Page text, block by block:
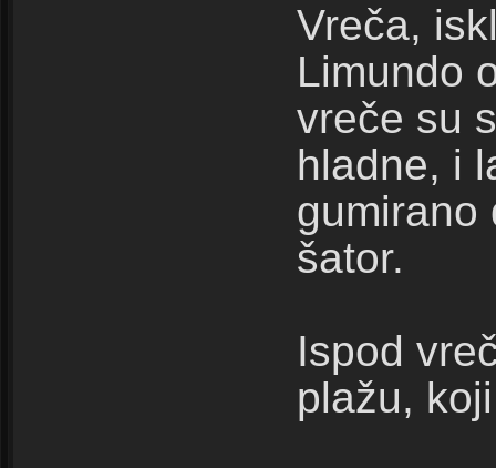
Vreča,
Limundo
vreče su
hladne, i
gumirano
šator.
Ispod
plažu,